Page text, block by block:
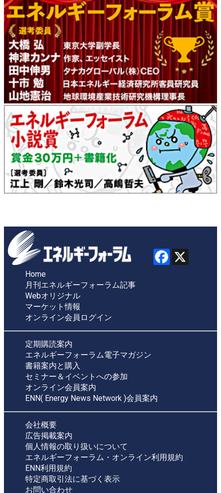
Home
月刊エネルギーフォーラム記事
Webオリジナル
マーケット情報
オンライン会員ログイン
定期購読案内
エネルギーフォーラム電子マガジン
書籍案内と購入
セミナー＆イベントへの参加
オンライン会員案内
ENN( Energy News Network )会員案内
会社概要
広告掲載案内
個人情報の取り扱いについて
エネルギーフォーラム・オンライン利用規約
ENN利用規約
特定商取引法に基づく表示
お問い合わせ